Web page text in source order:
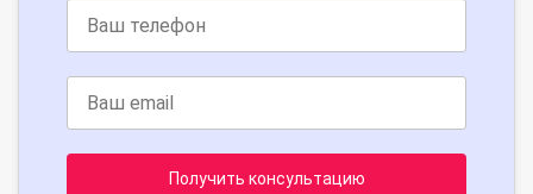
Получить консультацию